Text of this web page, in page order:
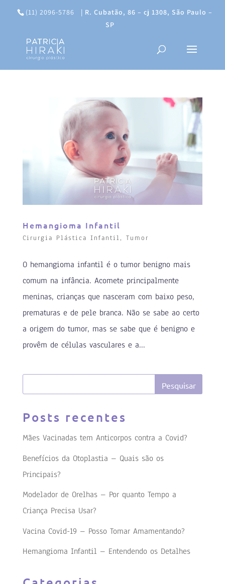
(11) 2096-5786 | R. Cubatão, 86 – cj 1308, São Paulo –
SP
Hemangioma Infantil
Cirurgia Plástica Infantil, Tumor
O hemangioma infantil é o tumor benigno mais
comum na infância. Acomete principalmente
meninas, crianças que nasceram com baixo peso,
prematuras e de pele branca. Não se sabe ao certo
a origem do tumor, mas se sabe que é benigno e
provêm de células vasculares e a...
Posts recentes
Mães Vacinadas tem Anticorpos contra a Covid?
Benefícios da Otoplastia – Quais são os
Principais?
Modelador de Orelhas – Por quanto Tempo a
Criança Precisa Usar?
Vacina Covid-19 – Posso Tomar Amamentando?
Hemangioma Infantil – Entendendo os Detalhes